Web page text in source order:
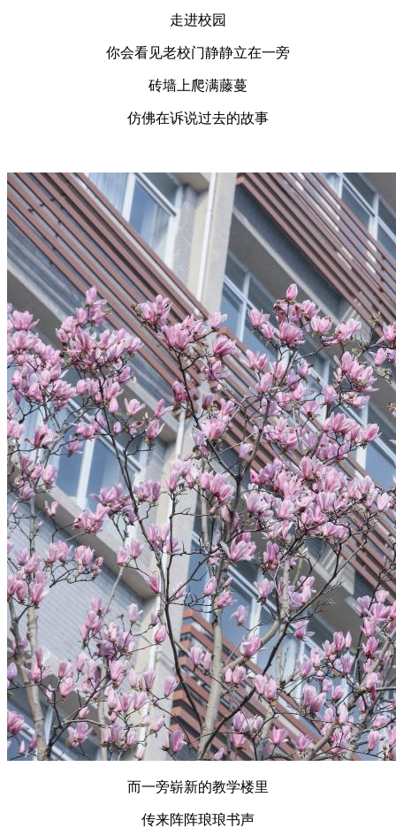
走进校园
你会看见老校门静静立在一旁
砖墙上爬满藤蔓
仿佛在诉说过去的故事
而一旁崭新的教学楼里
传来阵阵琅琅书声